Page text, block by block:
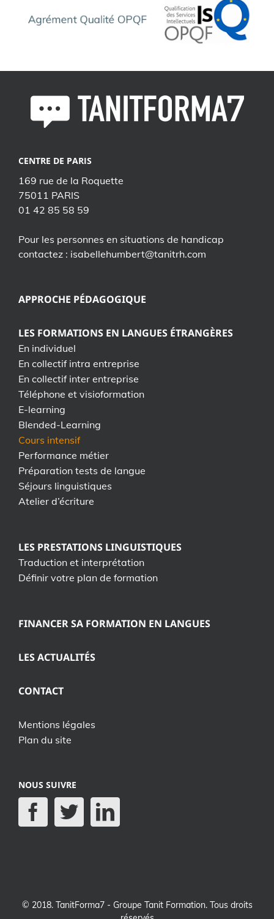
CENTRE DE PARIS
169 rue de la Roquette
75011 PARIS
01 42 85 58 59
Pour les personnes en situations de handicap
contactez : isabellehumbert@tanitrh.com
APPROCHE PÉDAGOGIQUE
LES FORMATIONS EN LANGUES ÉTRANGÈRES
En individuel
En collectif intra entreprise
En collectif inter entreprise
Téléphone et visioformation
E-learning
Blended-Learning
Cours intensif
Performance métier
Préparation tests de langue
Séjours linguistiques
Atelier d’écriture
LES PRESTATIONS LINGUISTIQUES
Traduction et interprétation
Définir votre plan de formation
FINANCER SA FORMATION EN LANGUES
LES ACTUALITÉS
CONTACT
Mentions légales
Plan du site
NOUS SUIVRE
© 2018. TanitForma7 - Groupe Tanit Formation. Tous droits